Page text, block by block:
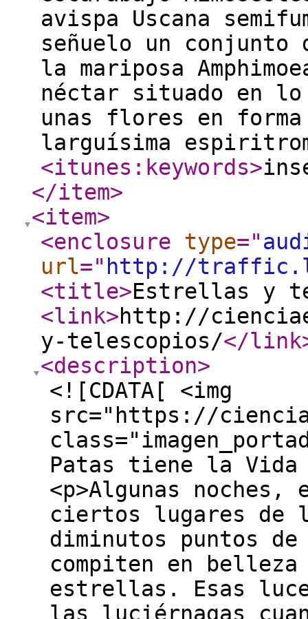
avispa Uscana
señuelo un
la mariposa
néctar situado en
unas flores en forma
larguísima
<itunes:keywords>
</item>
<item>
<enclosure
type="
url=" http://
<title>Estrellas y
<link>http://
y-telescopios/</link
<description>
<![CDATA[ <img
src="https://
Patas tiene la Vida
<p>Algunas noches,
ciertos lugares de
diminutos puntos
compiten en
estrellas. Esas
las luciérnagas